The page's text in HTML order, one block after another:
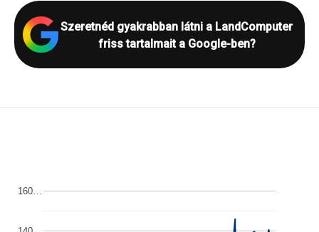
Szeretnéd gyakrabban látni a LandComputer
friss tartalmait a Google-ben?
160…